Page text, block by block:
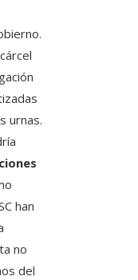
urnas.
han
no
del